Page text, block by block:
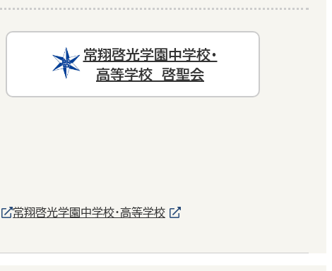
常翔啓光学園中学校・
高等学校 啓聖会
常翔啓光学園中学校・高等学校